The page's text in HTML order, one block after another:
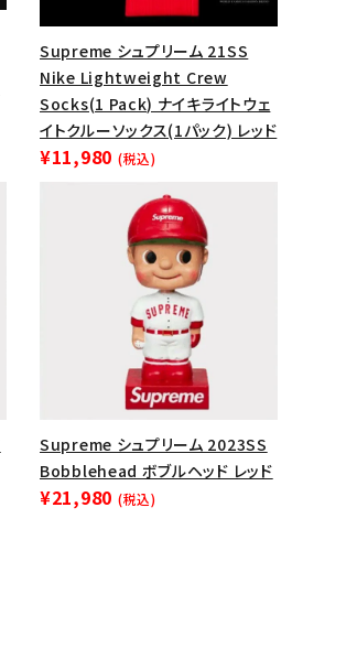
Supreme シュプリーム 21SS
Nike Lightweight Crew
Socks(1 Pack) ナイキライトウェ
イトクルーソックス(1パック) レッド
¥11,980 (税込)
Supreme シュプリーム 2023SS
Bobblehead ボブルヘッド レッド
¥21,980 (税込)